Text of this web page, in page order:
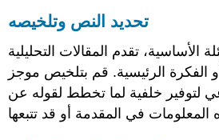
تحديد النص وتلخيصه
الأساسية، تقدم المقالات التحليلية
الفكرة الرئيسية. قم بتلخيص موجز
خلفية لما تخطط لقوله عن